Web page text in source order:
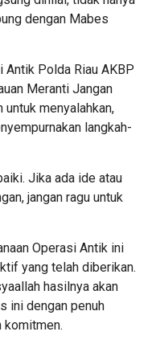
dengan Mabes
Polda Riau AKBP
Meranti Jangan
menyalahkan,
langkah-
Jika ada ide atau
jangan ragu untuk
Operasi Antik ini
yang telah diberikan.
hasilnya akan
ini dengan penuh
komitmen.